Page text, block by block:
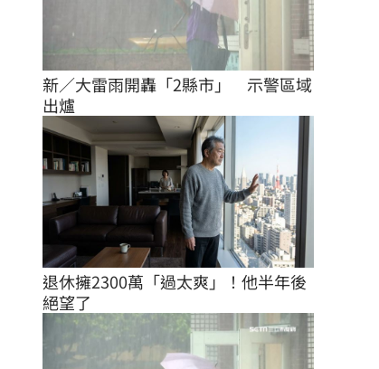
新／大雷雨開轟「2縣市」　示警區域
出爐
退休擁2300萬「過太爽」！他半年後
絕望了